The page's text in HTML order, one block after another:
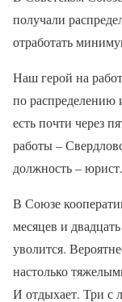
получали
отработать
Наш герой на
по распределению
есть почти через
работы –
должность – юрист.
В Союзе
месяцев и
уволится.
настолько
И отдыхает. Три с